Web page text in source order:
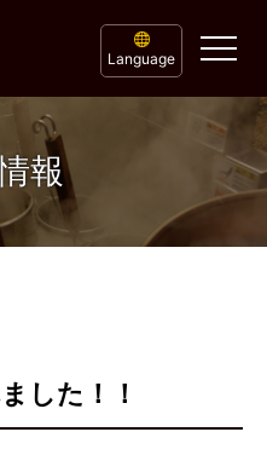
Language
報
した！！